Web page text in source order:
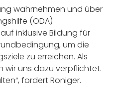
wahrnehmen und über
(ODA)
inklusive Bildung für
um die
zu erreichen. Als
uns dazu verpflichtet.
fordert Roniger.